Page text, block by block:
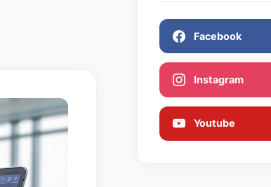
Facebook
Instagram
Youtube